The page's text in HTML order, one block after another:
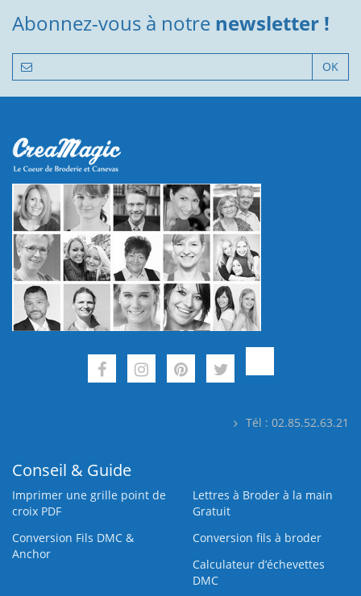
Abonnez-vous à notre newsletter !
OK
Tél : 02.85.52.63.21
Conseil & Guide
Imprimer une grille point de
croix PDF
Lettres à Broder à la main
Gratuit
Conversion Fils DMC &
Anchor
Conversion fils à broder
Calculateur d’échevettes
DMC